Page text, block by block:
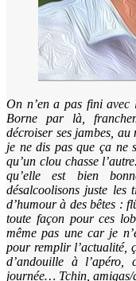
On n’en a pas fini
Borne par là,
décroiser ses jambes,
je ne dis pas que ça ne
qu’un clou chasse
qu’elle est bien
désalcoolisons juste les
d’humour à des bêtes :
toute façon pour ces
même pas une car je
pour remplir l’actualité,
d’andouille à
journée… Tchin, amigas/